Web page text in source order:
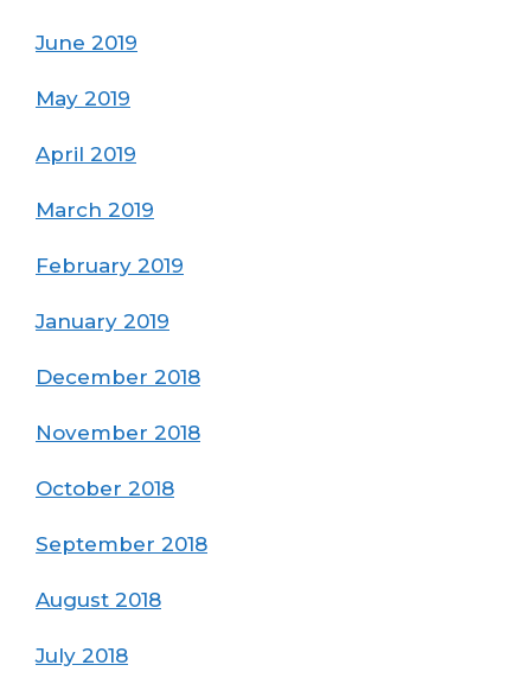
June 2019
May 2019
April 2019
March 2019
February 2019
January 2019
December 2018
November 2018
October 2018
September 2018
August 2018
July 2018